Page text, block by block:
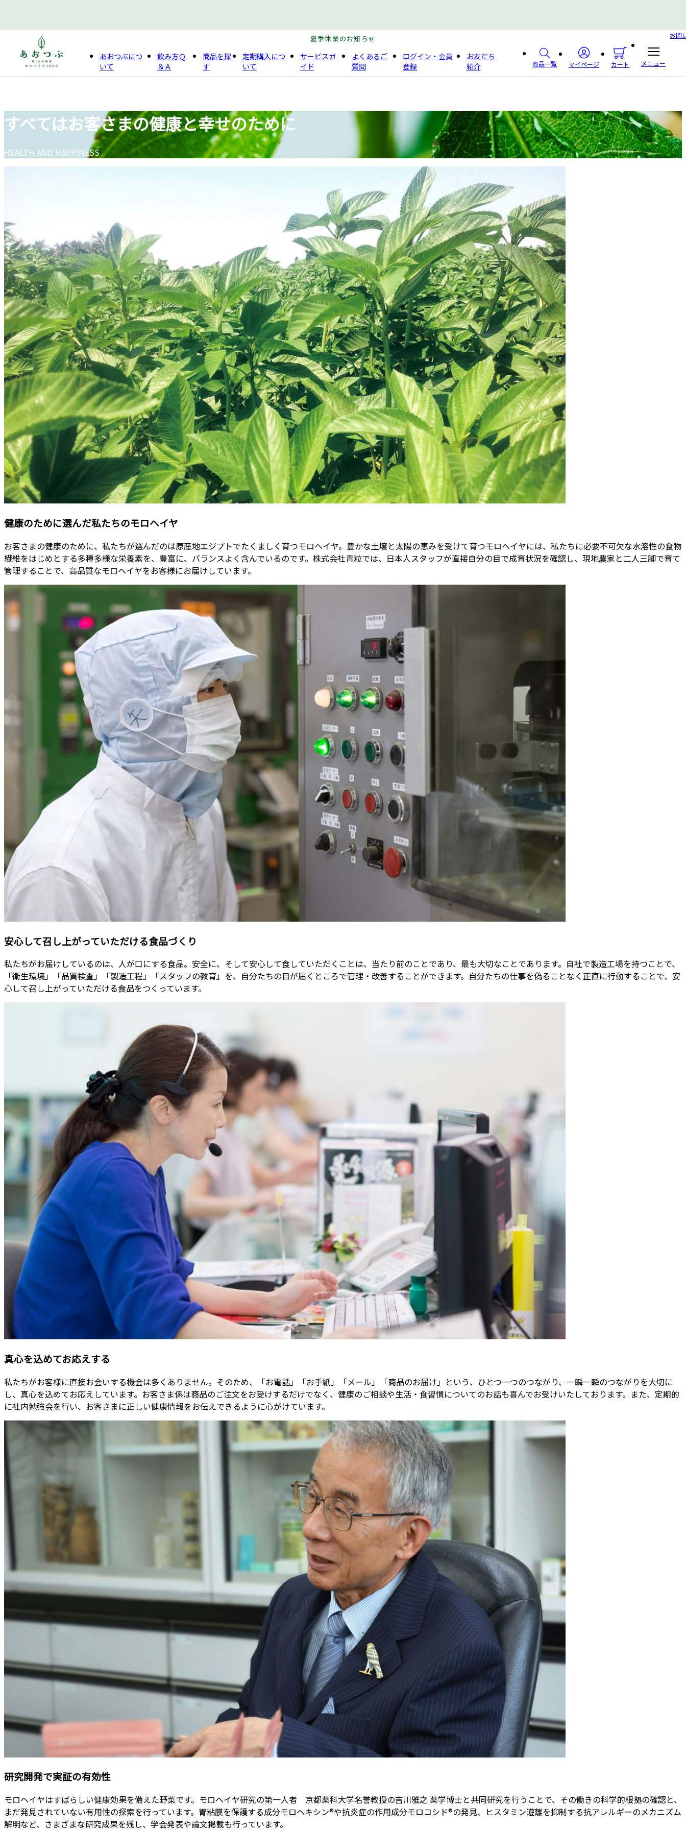
地震の影響による配達遅延・停止について
あおつぶにつ
いて
飲み方Ｑ
＆Ａ
商品を探
す
定期購入につ
いて
サービスガ
イド
よくある ご
質問
ログイン・会員
登録
お友だち
紹介
商品一覧 マイページ カート メニュー
お問
すべてはお客さまの健康と幸せのために
HEALTH AND HAPPINESS
健康のために選んだ私たちのモロヘイヤ
お客さまの健康のために、私たちが選んだのは原産地エジプトでたくましく育つモロヘイヤ。豊かな土壌と太陽の恵みを受けて育つモロヘイヤには、私たちに必要不可欠な水溶性の食物
繊維をはじめとする多種多様な栄養素を、豊富に、バランスよく含んでいるのです。株式会社青粒では、日本人スタッフが直接自分の目で成育状況を確認し、現地農家と二人三脚で育て
管理することで、高品質なモロヘイヤをお客様にお届けしています。
安心して召し上がっていただける食品づくり
私たちがお届けしているのは、人が口にする食品。安全に、そして安心して食していただくことは、当たり前のことであり、最も大切なことであります。自社で製造工場を持つことで、
「衛生環境」「品質検査」「製造工程」「スタッフの教育」を、自分たちの目が届くところで管理・改善することができます。自分たちの仕事を偽ることなく正直に行動することで、安
心して召し上がっていただける食品をつくっています。
真心を込めてお応えする
私たちがお客様に直接お会いする機会は多くありません。そのため、「お電話」「お手紙」「メール」「商品のお届け」という、ひとつ一つのつながり、一瞬一瞬のつながりを大切に
し、真心を込めてお応えしています。お客さま係は商品のご注文をお受けするだけでなく、健康のご相談や生活・食習慣についてのお話も喜んでお受けいたしております。また、定期的
に社内勉強会を行い、お客さまに正しい健康情報をお伝えできるように心がけています。
研究開発で実証の有効性
モロヘイヤはすばらしい健康効果を備えた野菜です。モロヘイヤ研究の第一人者 京都薬科大学名誉教授の吉川雅之 薬学博士と共同研究を行うことで、その働きの科学的根拠の確認と、
まだ発見されていない有用性の探索を行っています。胃粘膜を保護する成分モロヘキシン®や抗炎症の作用成分モロコシド®の発見、ヒスタミン遊離を抑制する抗アレルギーのメカニズム
解明など、さまざまな研究成果を残し、学会発表や論文掲載も行っています。